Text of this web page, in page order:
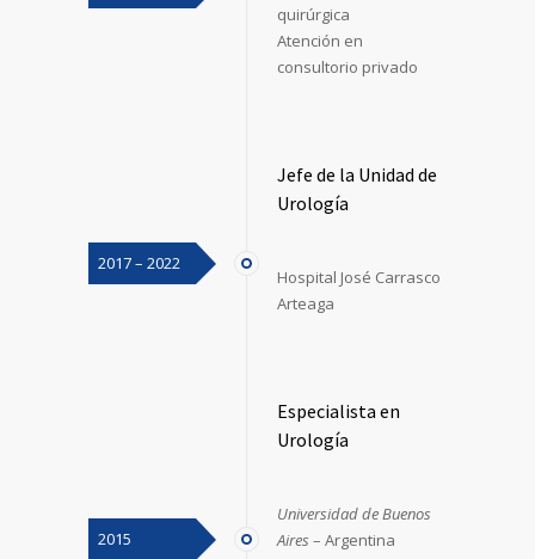
quirúrgica
Atención en
consultorio privado
2017 – 2022
Jefe de la Unidad de
Urología
Hospital José Carrasco
Arteaga
2015
Especialista en
Urología
Universidad de Buenos
Aires – Argentina